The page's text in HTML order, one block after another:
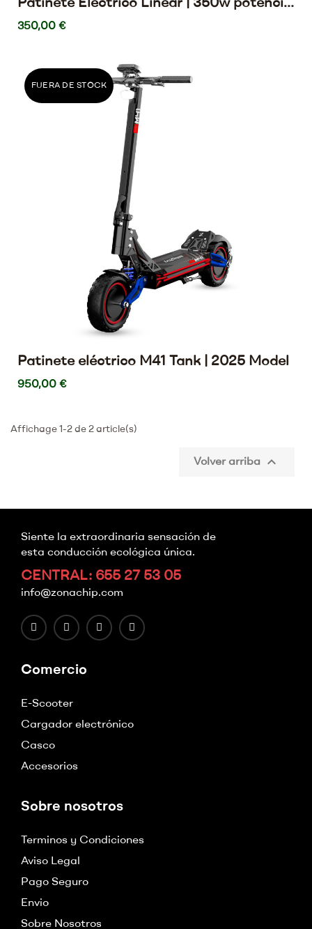
Patinete Eléctrico Linear | 350w poténcia
y 25km autonomía
350,00 €
FUERA DE STOCK
Patinete eléctrico M41 Tank | 2025 Model
950,00 €
Affichage 1-2 de 2 article(s)
Volver arriba 
Siente la extraordinaria sensación de
esta conducción ecológica única.
CENTRAL: 655 27 53 05
info@zonachip.com
Comercio
E-Scooter
Cargador electrónico
Casco
Accesorios
Sobre nosotros
Terminos y Condiciones
Aviso Legal
Pago Seguro
Envio
Sobre Nosotros